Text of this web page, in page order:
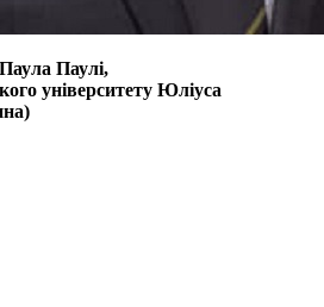
Паулі,
університету Юліуса